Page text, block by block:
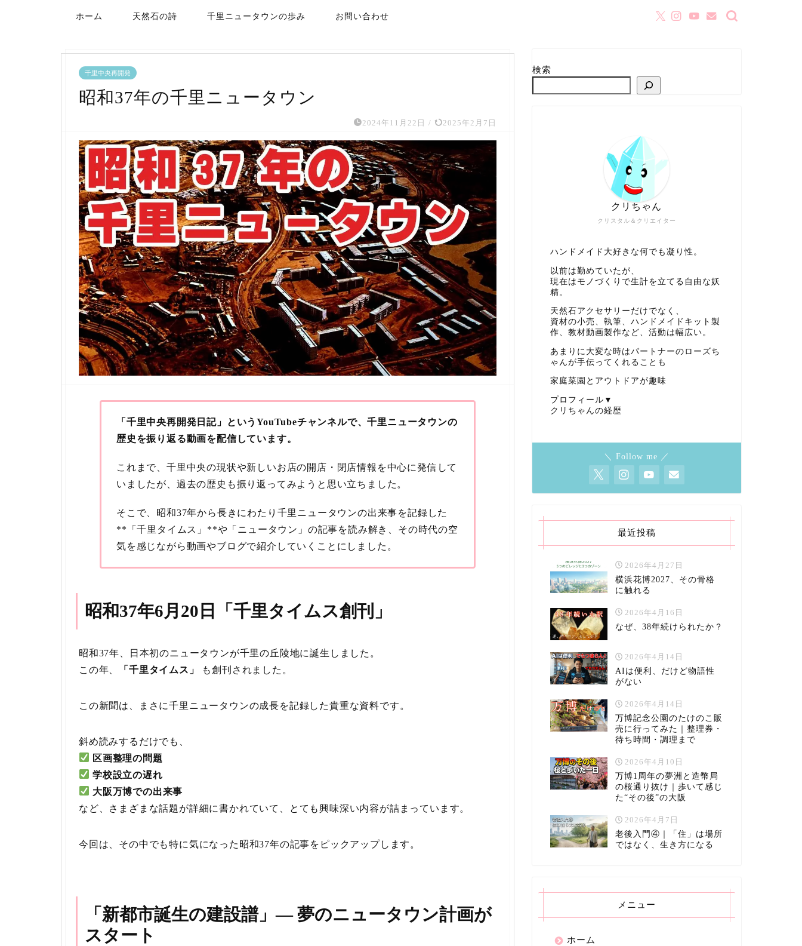
ホーム 天然石の詩 千里ニュータウンの歩み お問い合わせ
千里中央再開発
昭和37年の千里ニュータウン
2024年11月22日 / 2025年2月7日
「千里中央再開発日記」というYouTubeチャンネルで、千里ニュータウンの
歴史を振り返る動画を配信しています。
これまで、千里中央の現状や新しいお店の開店・閉店情報を中心に発信して
いましたが、過去の歴史も振り返ってみようと思い立ちました。
そこで、昭和37年から長きにわたり千里ニュータウンの出来事を記録した
**「千里タイムス」**や「ニュータウン」の記事を読み解き、その時代の空
気を感じながら動画やブログで紹介していくことにしました。
昭和37年6月20日「千里タイムス創刊」
昭和37年、日本初のニュータウンが千里の丘陵地に誕生しました。
この年、
「千里タイムス」 も創刊されました。
この新聞は、まさに千里ニュータウンの成長を記録した貴重な資料です。
斜め読みするだけでも、
区画整理の問題
学校設立の遅れ
大阪万博での出来事
など、さまざまな話題が詳細に書かれていて、とても興味深い内容が詰まっています。
今回は、その中でも特に気になった昭和37年の記事をピックアップします。
「新都市誕生の建設譜」— 夢のニュータウン計画が
スタート
検索
クリスタル＆クリエイター
クリちゃん
ハンドメイド大好きな何でも凝り性。
以前は勤めていたが、
現在はモノづくりで生計を立てる自由な妖
精。
天然石アクセサリーだけでなく、
資材の小売、執筆、ハンドメイドキット製
作、教材動画製作など、活動は幅広い。
あまりに大変な時はパートナーのローズち
ゃんが手伝ってくれることも
家庭菜園とアウトドアが趣味
プロフィール▼
クリちゃんの経歴
＼ Follow me ／
最近投稿
2026年4月27日
横浜花博2027、その骨格
に触れる
2026年4月16日
なぜ、38年続けられたか？
2026年4月14日
AIは便利、だけど物語性
がない
2026年4月14日
万博記念公園のたけのこ販
売に行ってみた｜整理券・
待ち時間・調理まで
2026年4月10日
万博1周年の夢洲と造幣局
の桜通り抜け｜歩いて感じ
た“その後”の大阪
2026年4月7日
老後入門④｜「住」は場所
ではなく、生き方になる
メニュー
ホーム